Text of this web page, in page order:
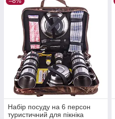
Набір посуду на 6 персон
туристичний для пікніка